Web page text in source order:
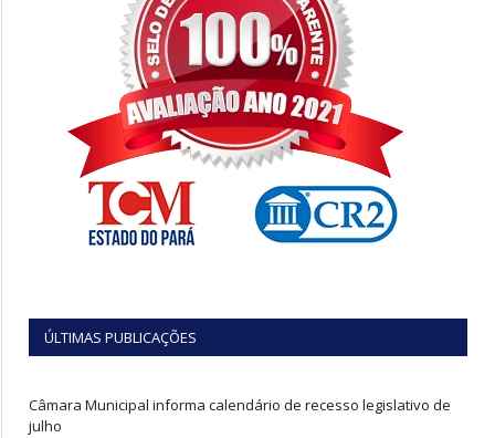
ÚLTIMAS PUBLICAÇÕES
Câmara Municipal informa calendário de recesso legislativo de
julho